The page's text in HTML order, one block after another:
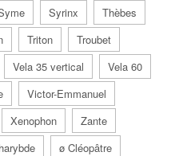
Syrinx
Thèbes
Triton
Troubet
Vela 35 vertical
Vela 60
Victor-Emmanuel
Xenophon
Zante
ø Cléopâtre